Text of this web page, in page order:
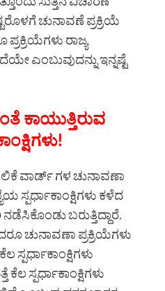
ಚುನಾವಣೆ ಪ್ರಕ್ರಿಯೆ
ರಾಜ್ಯ
ಎಂಬುವುದನ್ನು ಇನ್ನಷ್ಟೆ
ಕಾಯುತ್ತಿರುವ
ವಾರ್ಡ್ ಗಳ ಚುನಾವಣಾ
ಸ್ಪರ್ಧಾಕಾಂಕ್ಷಿಗಳು ಕಳೆದ
ಬರುತ್ತಿದ್ದಾರೆ.
ಚುನಾವಣಾ ಪ್ರಕ್ರಿಯೆಗಳು
ಸ್ಪರ್ಧಾಕಾಂಕ್ಷಿಗಳು